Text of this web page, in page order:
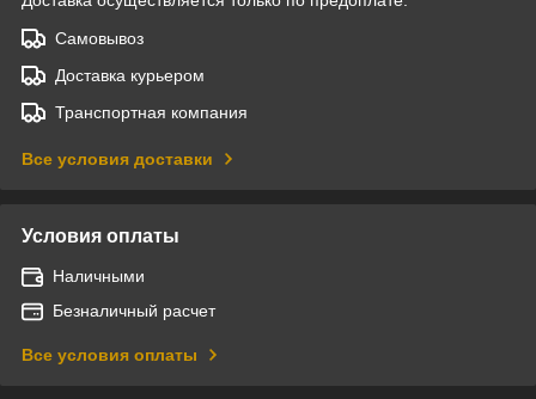
Самовывоз
Доставка курьером
Транспортная компания
Все условия доставки
Условия оплаты
Наличными
Безналичный расчет
Все условия оплаты